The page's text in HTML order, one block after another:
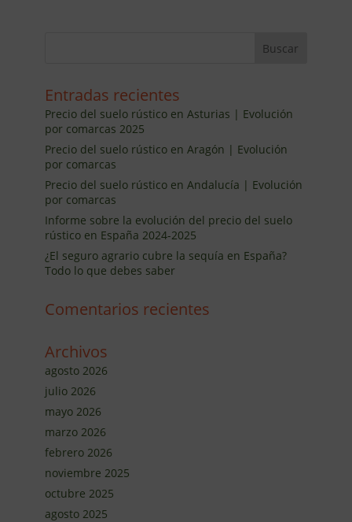
Entradas recientes
Precio del suelo rústico en Asturias | Evolución
por comarcas 2025
Precio del suelo rústico en Aragón | Evolución
por comarcas
Precio del suelo rústico en Andalucía | Evolución
por comarcas
Informe sobre la evolución del precio del suelo
rústico en España 2024-2025
¿El seguro agrario cubre la sequía en España?
Todo lo que debes saber
Comentarios recientes
Archivos
agosto 2026
julio 2026
mayo 2026
marzo 2026
febrero 2026
noviembre 2025
octubre 2025
agosto 2025